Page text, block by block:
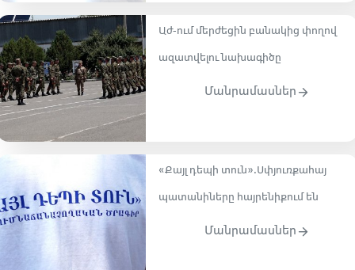
Աժ-ում մերժեցին բանակից փողով
ազատվելու նախագիծը
Մանրամասներ
«Քայլ դեպի տուն»․Սփյուռքահայ
պատանիները հայրենիքում են
Մանրամասներ